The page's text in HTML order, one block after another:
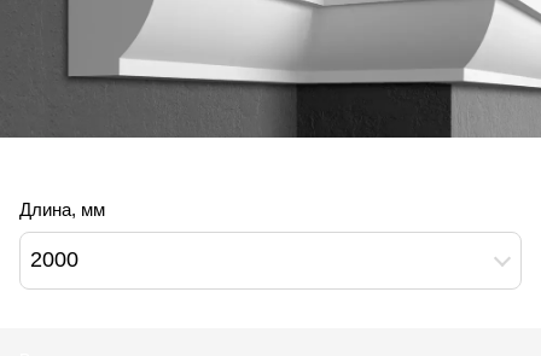
Длина, мм
2000